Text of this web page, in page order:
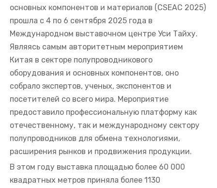
основных компонентов и материалов (CSEAC 2025)
прошла с 4 по 6 сентября 2025 года в
Международном выставочном центре Уси Тайху.
Являясь самым авторитетным мероприятием
Китая в секторе полупроводникового
оборудования и основных компонентов, оно
собрало экспертов, ученых, экспонентов и
посетителей со всего мира. Мероприятие
предоставило профессиональную платформу как
отечественному, так и международному сектору
полупроводников для обмена технологиями,
расширения рынков и продвижения продукции.
В этом году выставка площадью более 60 000
квадратных метров приняла более 1130